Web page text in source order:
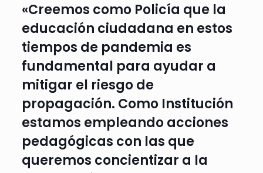
«Creemos como Policía que la
educación ciudadana en estos
tiempos de pandemia es
fundamental para ayudar a
mitigar el riesgo de
propagación. Como Institución
estamos empleando acciones
pedagógicas con las que
queremos concientizar a la